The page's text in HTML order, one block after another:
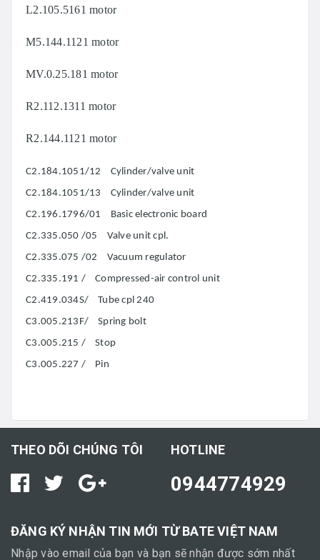
L2.105.5161 motor
M5.144.1121 motor
MV.0.25.181 motor
R2.112.1311 motor
R2.144.1121 motor
C2.184.1051/12 Cylinder/valve unit
C2.184.1051/13 Cylinder/valve unit
C2.196.1796/01 Basic electronic board
C2.335.050 /05 Valve unit cpl.
C2.335.075 /02 Vacuum regulator
C2.335.191 / Compressed-air control unit
C2.419.034S/ Tube cpl 240
C3.005.213F/ Spring bolt
C3.005.215 / Stop
C3.005.227 / Pin
THEO DÕI CHÚNG TÔI HOTLINE
0944774929
ĐĂNG KÝ NHẬN TIN MỚI TỪ BATE VIỆT NAM
Nhập vào email của bạn và bạn sẽ nhận được sớm nhất